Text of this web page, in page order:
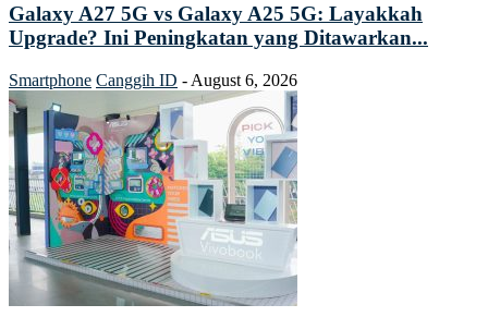
Galaxy A27 5G vs Galaxy A25 5G: Layakkah
Upgrade? Ini Peningkatan yang Ditawarkan...
Smartphone Canggih ID - August 6, 2026